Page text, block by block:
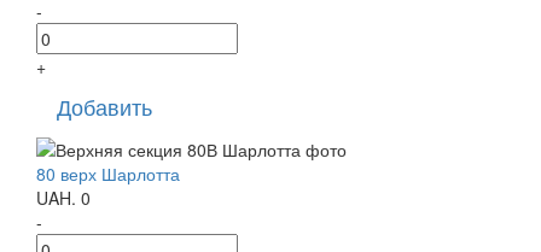
-
+
Добавить
80 верх Шарлотта
UAH. 0
-